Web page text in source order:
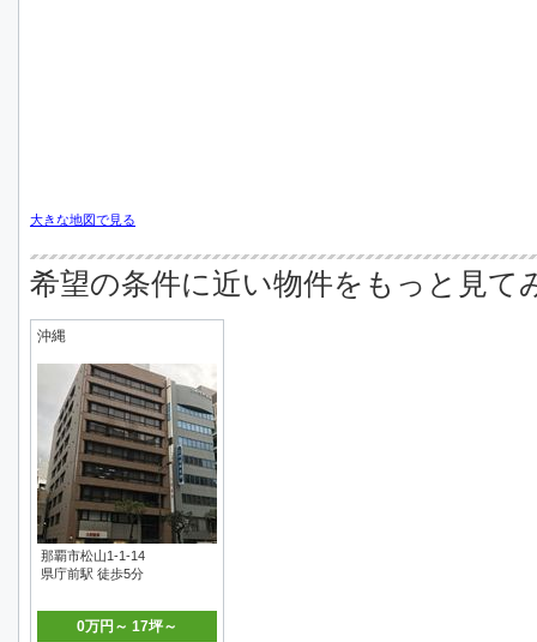
大きな地図で見る
希望の条件に近い物件をもっと見て
沖縄
那覇市松山1-1-14
県庁前駅 徒歩5分
0万円～ 17坪～